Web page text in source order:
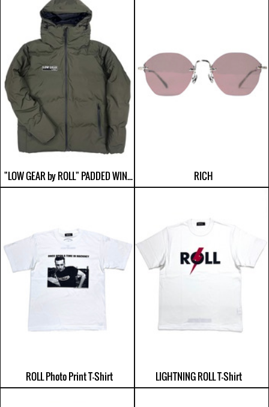
"LOW GEAR by ROLL" PADDED WIND-PROOF JACKET RICH
ROLL Photo Print T-Shirt LIGHTNING ROLL T-Shirt